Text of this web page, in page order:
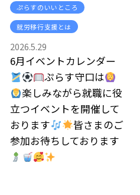
ぷらすのいいところ
就労移行支援とは
2026.5.29
6月イベントカレンダー
ぷらす守口は
楽しみながら就職に役
立つイベントを開催して
おります
皆さまのご
参加お待ちしております